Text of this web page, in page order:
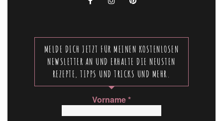
MELDE DICH JETZT FÜR MEINEN KOSTENLOSEN
NEWSLETTER AN UND ERHALTE DIE NEUSTEN
REZEPTE, TIPPS UND TRICKS UND MEHR.
Vorname*